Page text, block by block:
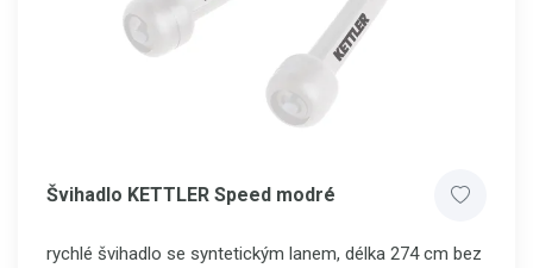
Švihadlo KETTLER Speed modré
rychlé švihadlo se syntetickým lanem, délka 274 cm bez